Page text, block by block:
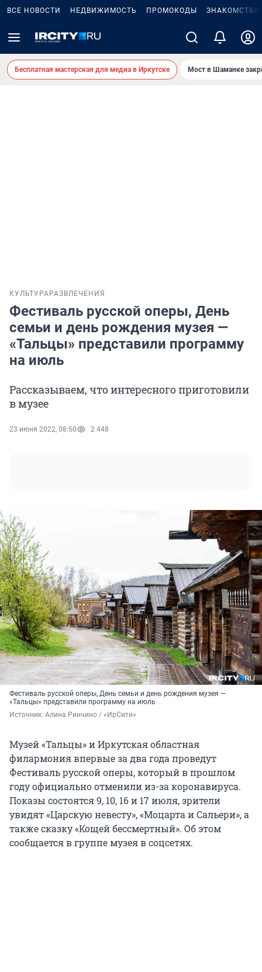
ВСЕ НОВОСТИ НЕДВИЖИМОСТЬ ПРОМОКОДЫ ЗНАКОМСТВА
Бесплатная мастерская для медиа в Иркутске Мост в Шаманке
КУЛЬТУРА РАЗВЛЕЧЕНИЯ
Фестиваль русской оперы, День
семьи и день рождения музея —
«Тальцы» представили программу
на июль
Рассказываем, что интересного приготовили
в музее
23 июня 2022, 08:50 2 448
Фестиваль русской оперы, День семьи и день рождения музея —
«Тальцы» представили программу на июль
Источник: Алина Ринчино / «ИрСити»
Музей «Тальцы» и Иркутская областная
филармония впервые за два года проведут
Фестиваль русской оперы, который в прошлом
году официально отменили из-за коронавируса.
Показы состоятся 9, 10, 16 и 17 июля, зрители
увидят «Царскую невесту», «Моцарта и Сальери», а
также сказку «Кощей бессмертный». Об этом
сообщается в группе музея в соцсетях.